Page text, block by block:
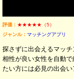
評価： ★★★★★（5）
ジャンル： マッチングアプリ
探さずに出会えるマッ
相性が良い女性を自動
たい方には必見の出会